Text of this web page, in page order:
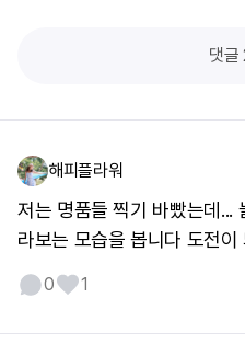
댓글
해피플라워
저는 명품들 찍기 바빴는데...
라보는 모습을 봅니다 도전
0 1